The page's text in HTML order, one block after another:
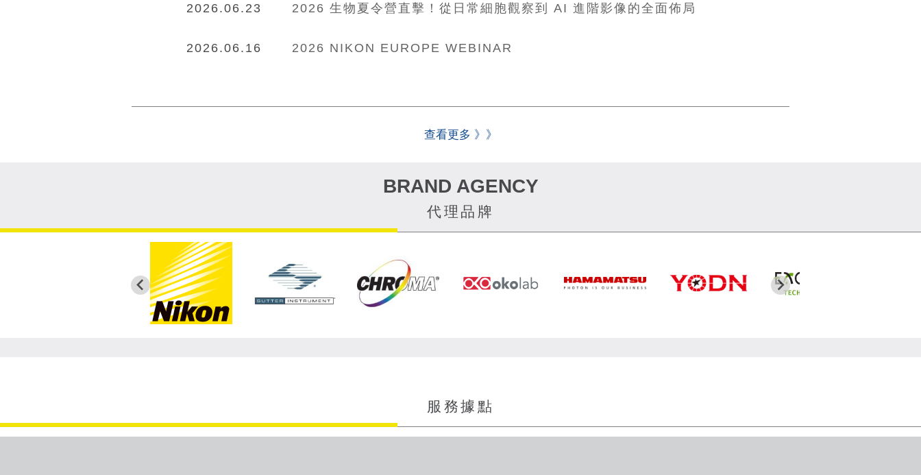
2026.06.23 2026 生物夏令營直擊！從日常細胞觀察到 AI 進階影像的全面佈局
2026.06.16 2026 NIKON EUROPE WEBINAR
查看更多 》》
BRAND AGENCY
代理品牌
服務據點